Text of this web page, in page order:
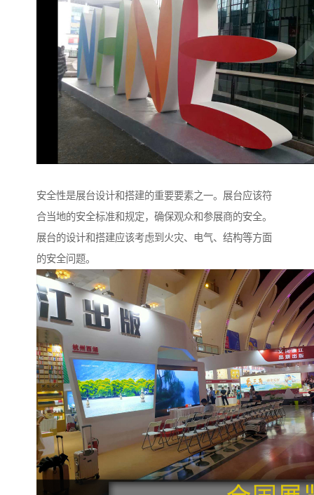
安全性是展台设计和搭建的重要要素之一。展台应该符
合当地的安全标准和规定，确保观众和参展商的安全。
展台的设计和搭建应该考虑到火灾、电气、结构等方面
的安全问题。